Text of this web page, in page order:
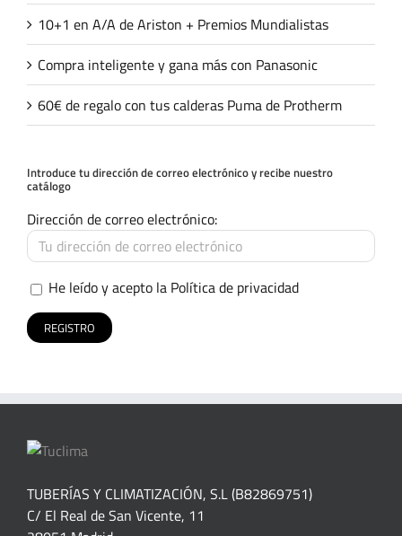
10+1 en A/A de Ariston + Premios Mundialistas
Compra inteligente y gana más con Panasonic
60€ de regalo con tus calderas Puma de Protherm
Introduce tu dirección de correo electrónico y recibe nuestro
catálogo
Dirección de correo electrónico:
He leído y acepto la Política de privacidad
TUBERÍAS Y CLIMATIZACIÓN, S.L (B82869751)
C/ El Real de San Vicente, 11